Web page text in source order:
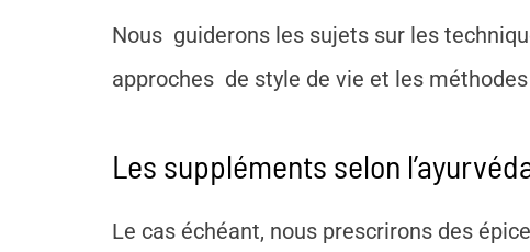
Nous guiderons les sujets sur les
approches de style de vie et les
Les suppléments selon
Le cas échéant, nous prescrirons des